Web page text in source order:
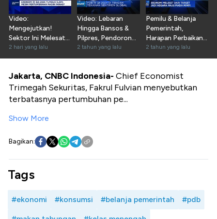
Video:
Mengejutkan!
Sektor Ini Melesat
Saat PDB Q2-2026
Tumbuh 5,29%
2 hari yang lalu
Video: Lebaran
Hingga Bansos &
Pilpres, Pendorong
Ekonomi RI Q1-
2024
2 tahun yang lalu
Pemilu & Belanja
Pemerintah,
Harapan Perbaikan
PDB Q4-2023
2 tahun yang lalu
Jakarta, CNBC Indonesia- Chief Economist
Trimegah Sekuritas, Fakrul Fulvian menyebutkan
terbatasnya pertumbuhan pe...
Show More
Bagikan:
Tags
#ekonomi #konsumsi #belanja pemerintah #pdb